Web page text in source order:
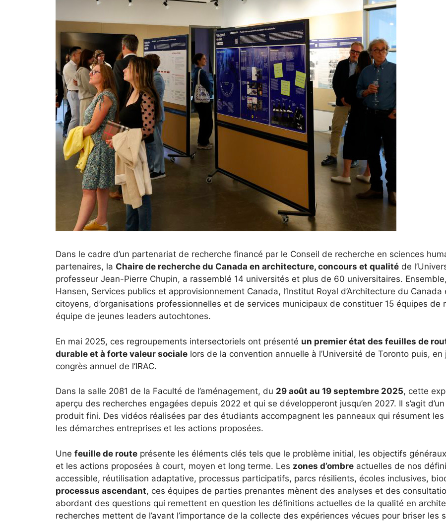
Dans le cadre d’un partenariat de recherche financé par le Conseil de recherche en sciences
partenaires, la Chaire de recherche du Canada en architecture, concours et qualité de
professeur Jean-Pierre Chupin, a rassemblé 14 universités et plus de 60 universitaires.
Hansen, Services publics et approvisionnement Canada, l’Institut Royal d’Architecture du
citoyens, d’organisations professionnelles et de services municipaux de constituer 15 équipes
équipe de jeunes leaders autochtones.
En mai 2025, ces regroupements intersectoriels ont présenté un premier état des feuilles de
durable et à forte valeur sociale lors de la convention annuelle à l’Université de Toronto puis,
congrès annuel de l’IRAC.
Dans la salle 2081 de la Faculté de l’aménagement, du 29 août au 19 septembre 2025, cette
aperçu des recherches engagées depuis 2022 et qui se développeront jusqu’en 2027. Il s’agit
produit fini. Des vidéos réalisées par des étudiants accompagnent les panneaux qui résument
les démarches entreprises et les actions proposées.
Une feuille de route présente les éléments clés tels que le problème initial, les objectifs
et les actions proposées à court, moyen et long terme. Les zones d’ombre actuelles de nos
accessible, réutilisation adaptative, processus participatifs, parcs résilients, écoles inclusives,
processus ascendant, ces équipes de parties prenantes mènent des analyses et des
abordant des questions qui remettent en question les définitions actuelles de la qualité en
recherches mettent de l’avant l’importance de la collecte des expériences vécues pour briser